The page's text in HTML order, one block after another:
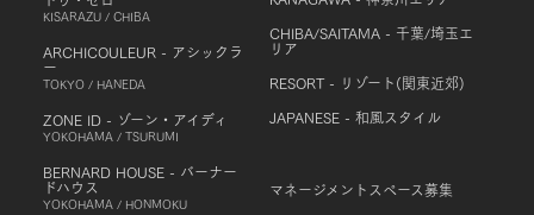
KISARAZU / CHIBA
ARCHICOULEUR - アシックラ
ー
TOKYO / HANEDA
ZONE ID - ゾーン・アイディ
YOKOHAMA / TSURUMI
BERNARD HOUSE - バーナー
ドハウス
YOKOHAMA / HONMOKU
CHIBA/SAITAMA - 千葉/埼玉エ
リア
RESORT - リゾート(関東近郊)
JAPANESE - 和風スタイル
マネージメントスペース募集